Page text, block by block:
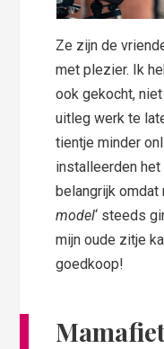
Ze zijn de
met plezier. Ik
ook gekocht,
uitleg werk te
tientje minder
installeerden
belangrijk omdat
model‘ steeds
mijn oude zitje
goedkoop!